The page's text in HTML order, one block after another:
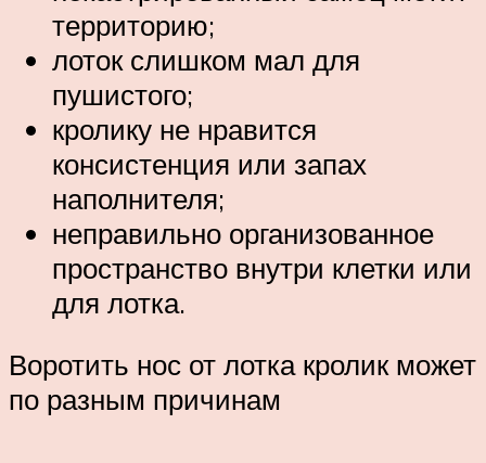
территорию;
лоток слишком мал для
пушистого;
кролику не нравится
консистенция или запах
наполнителя;
неправильно организованное
пространство внутри клетки или
для лотка.
Воротить нос от лотка кролик может
по разным причинам